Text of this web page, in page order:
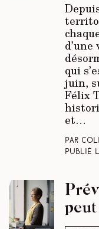
d’une
qui
juin,
Félix
et…
Par
Publié